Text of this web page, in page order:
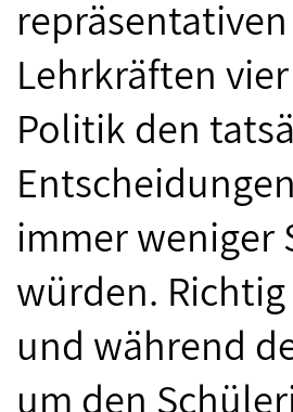
Lehrkräften
Politik den
immer
würden.
und während
um den